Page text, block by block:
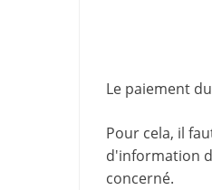
Le paiement
Pour cela, il
d'information
concerné.